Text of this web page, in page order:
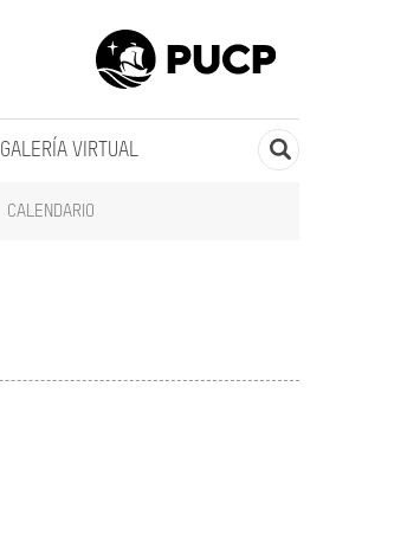
CALENDARIO
GALERÍA VIRTUAL